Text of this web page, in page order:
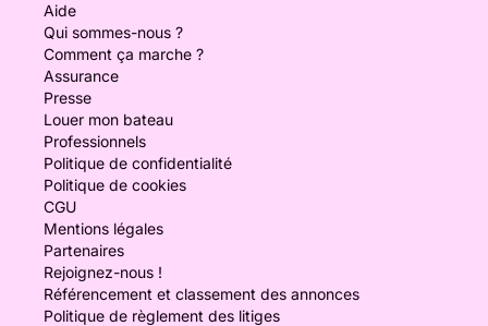
Aide
Qui sommes-nous ?
Comment ça marche ?
Assurance
Presse
Louer mon bateau
Professionnels
Politique de confidentialité
Politique de cookies
CGU
Mentions légales
Partenaires
Rejoignez-nous !
Référencement et classement des annonces
Politique de règlement des litiges